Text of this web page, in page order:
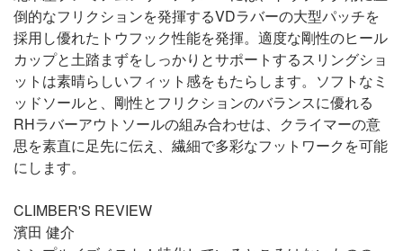
倒的なフリクションを発揮するVDラバーの大型パッチを
採用し優れたトウフック性能を発揮。適度な剛性のヒール
カップと土踏まずをしっかりとサポートするスリングショ
ットは素晴らしいフィット感をもたらします。ソフトなミ
ッドソールと、剛性とフリクションのバランスに優れる
RHラバーアウトソールの組み合わせは、クライマーの意
思を素直に足先に伝え、繊細で多彩なフットワークを可能
にします。
CLIMBER'S REVIEW
濱田 健介